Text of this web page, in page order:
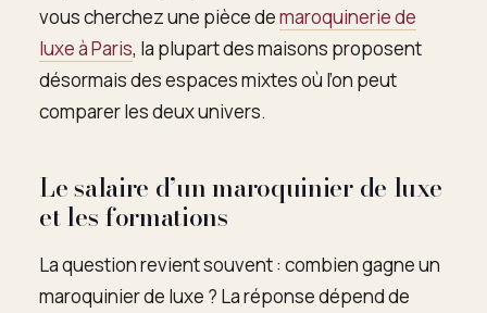
vous cherchez une pièce demaroquinerie de
luxe à Paris, la plupart des maisons proposent
désormais des espaces mixtes où l’on peut
comparer les deux univers.
Le salaire d’un maroquinier de luxe
et les formations
La question revient souvent : combien gagne un
maroquinier de luxe ? La réponse dépend de